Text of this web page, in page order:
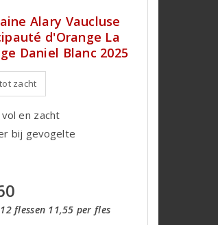
Alary Vaucluse
d'Orange La
Daniel Blanc 2025
zacht
en zacht
bij gevogelte
flessen 11,55 per fles